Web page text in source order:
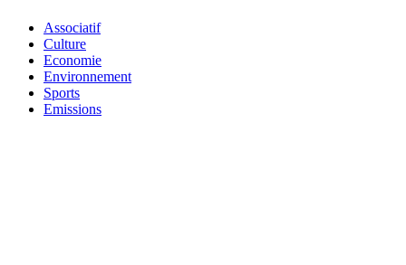
Associatif
Culture
Economie
Environnement
Sports
Emissions